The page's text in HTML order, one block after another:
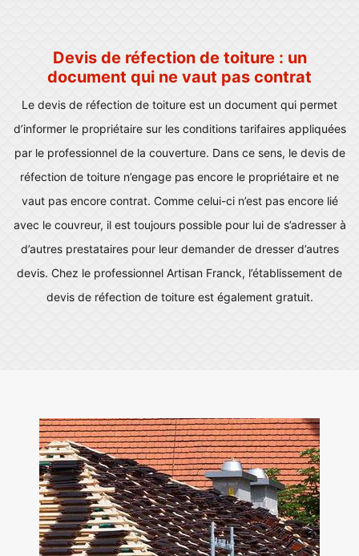
Devis de réfection de toiture : un
document qui ne vaut pas contrat
Le devis de réfection de toiture est un document qui permet
d’informer le propriétaire sur les conditions tarifaires appliquées
par le professionnel de la couverture. Dans ce sens, le devis de
réfection de toiture n’engage pas encore le propriétaire et ne
vaut pas encore contrat. Comme celui-ci n’est pas encore lié
avec le couvreur, il est toujours possible pour lui de s’adresser à
d’autres prestataires pour leur demander de dresser d’autres
devis. Chez le professionnel Artisan Franck, l’établissement de
devis de réfection de toiture est également gratuit.